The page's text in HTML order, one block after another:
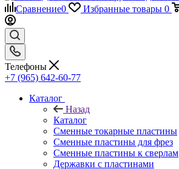
Сравнение0 Избранные товары 0
Телефоны
+7 (965) 642-60-77
Каталог
Назад
Каталог
Сменные токарные пластины
Сменные пластины для фрез
Сменные пластины к сверлам
Державки с пластинами